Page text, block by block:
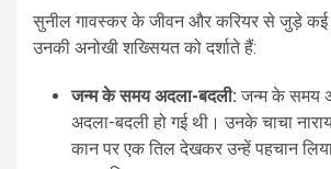
सुनील गावस्कर के जीवन और करियर से जुड़े कई
उनकी अनोखी शख्सियत को दर्शाते हैं:
जन्म के समय अदला-बदली: जन्म के समय
अदला-बदली हो गई थी। उनके चाचा
कान पर एक तिल देखकर उन्हें पहचान